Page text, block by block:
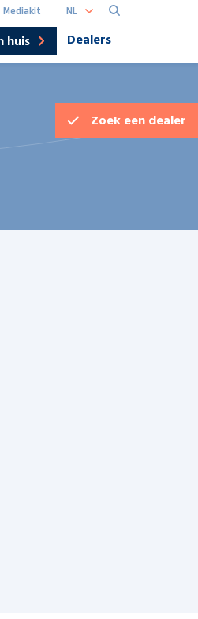
Zoek eendealer
Mediakit NL
huis Dealers